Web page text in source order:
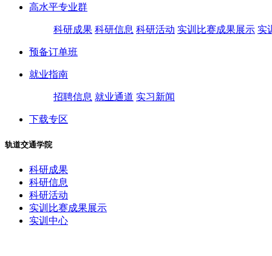
高水平专业群
科研成果 科研信息 科研活动 实训比赛成果展示 实
预备订单班
就业指南
招聘信息 就业通道 实习新闻
下载专区
轨道交通学院
科研成果
科研信息
科研活动
实训比赛成果展示
实训中心